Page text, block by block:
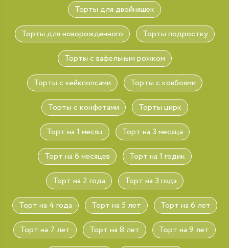
Торты для двойняшек
Торты для новорожденного Торты подростку
Торты с вафельным рожком
Торты с кейкпопсами Торты с ковбоями
Торты с конфетами Торты цирк
Торт на 1 месяц Торт на 3 месяца
Торт на 6 месяцев Торт на 1 годик
Торт на 2 года Торт на 3 года
Торт на 4 года Торт на 5 лет Торт на 6 лет
Торт на 7 лет Торт на 8 лет Торт на 9 лет